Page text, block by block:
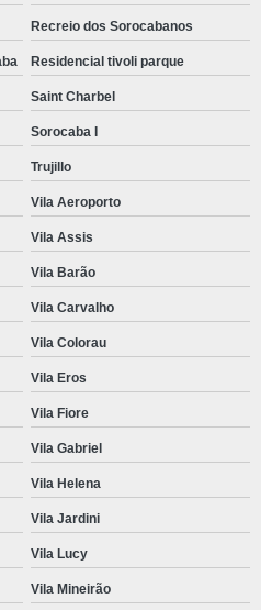
Recreio dos Sorocabanos
Residencial tivoli parque
Saint Charbel
Sorocaba I
Trujillo
Vila Aeroporto
Vila Assis
Vila Barão
Vila Carvalho
Vila Colorau
Vila Eros
Vila Fiore
Vila Gabriel
Vila Helena
Vila Jardini
Vila Lucy
Vila Mineirão